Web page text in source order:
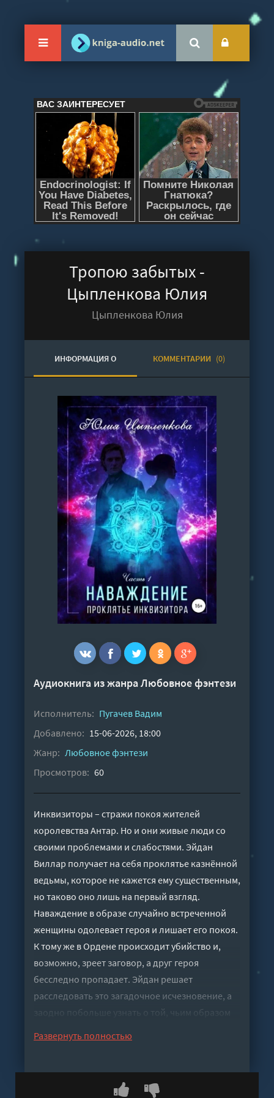
Тропою забытых -
Цыпленкова Юлия
Цыпленкова Юлия
ИНФОРМАЦИЯ О
АУДИОКНИГЕ
КОММЕНТАРИИ (0)
Аудиокнига из жанраЛюбовное фэнтези
Исполнитель: Пугачев Вадим
Добавлено: 15-06-2026, 18:00
Жанр: Любовное фэнтези
Просмотров: 60
Инквизиторы – стражи покоя жителей
королевства Антар. Но и они живые люди со
своими проблемами и слабостями. Эйдан
Виллар получает на себя проклятье казнённой
ведьмы, которое не кажется ему существенным,
но таково оно лишь на первый взгляд.
Наваждение в образе случайно встреченной
женщины одолевает героя и лишает его покоя.
К тому же в Ордене происходит убийство и,
возможно, зреет заговор, а друг героя
бесследно пропадает. Эйдан решает
расследовать это загадочное исчезновение, а
заодно побольше узнать о той, чьим образом
пережить разочарование. Он был так близок к
вдребезги. Однако времени для кручины нет.
Развернуть полностью